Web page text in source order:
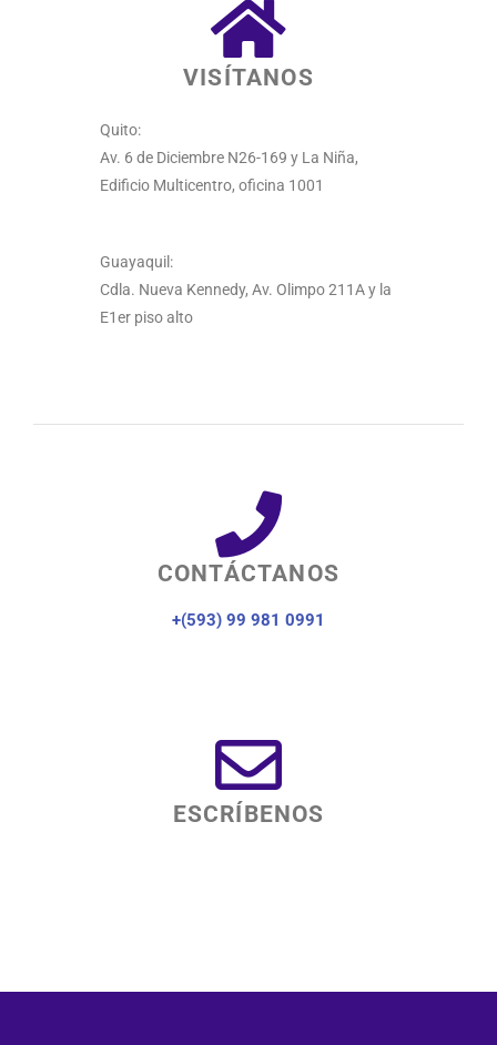
VISÍTANOS
Quito:
Av. 6 de Diciembre N26-169 y La Niña,
Edificio Multicentro, oficina 1001
Guayaquil:
Cdla. Nueva Kennedy, Av. Olimpo 211A y la
E1er piso alto
CONTÁCTANOS
+(593) 99 981 0991
ESCRÍBENOS